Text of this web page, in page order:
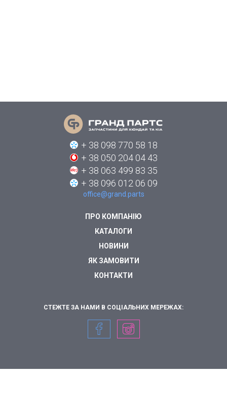
ПРО КОМПАНІЮ
КАТАЛОГИ
НОВИНИ
ЯК ЗАМОВИТИ
КОНТАКТИ
+ 38 098 770 58 18
+ 38 050 204 04 43
+ 38 063 499 83 35
+ 38 096 012 06 09
office@grand.parts
СТЕЖТЕ ЗА НАМИ В СОЦІАЛЬНИХ МЕРЕЖАХ: